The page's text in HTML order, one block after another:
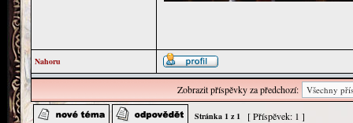
Nahoru
Zobrazit příspěvky za předchozí:
Stránka 1 z 1 [ Příspěvek: 1 ]